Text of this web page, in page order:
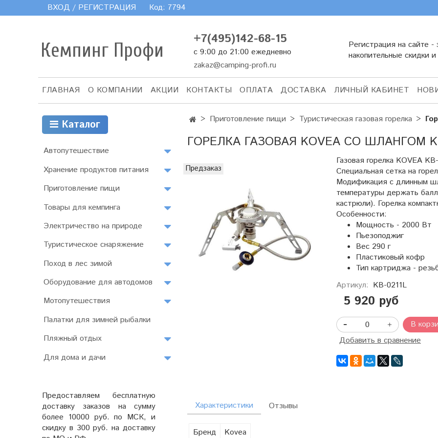
ВХОД / РЕГИСТРАЦИЯ Код: 7794
Кемпинг Профи
+7(495)142-68-15
с 9:00 до 21:00 ежедневно
zakaz@camping-profi.ru
Регистрация на сайте -
накопительные скидки
ГЛАВНАЯ О КОМПАНИИ АКЦИИ КОНТАКТЫ ОПЛАТА ДОСТАВКА ЛИЧНЫЙ КАБИНЕТ
Приготовление пищи Туристическая газовая горелка
ГОРЕЛКА ГАЗОВАЯ KOVEA СО ШЛАНГОМ
Предзаказ
Газовая горелка KOVEA
Специальная сетка на
Модификация с длинным
температуры держать
кастрюли). Горелка
Особенности:
Мощность - 2000 Вт
Пьезоподжиг
Вес 290 г
Пластиковый кофр
Тип картриджа -
Артикул: KB-0211L
5 920 руб
В
Добавить в сравнение
Характеристики
Бренд Kovea
Отзывы
Каталог
Автопутешествие
Хранение продуктов питания
Приготовление пищи
Товары для кемпинга
Электричество на природе
Туристическое снаряжение
Поход в лес зимой
Оборудование для автодомов
Мотопутешествия
Палатки для зимней рыбалки
Пляжный отдых
Для дома и дачи
Предоставляем бесплатную
доставку заказов на сумму
более 10000 руб. по МСК, и
скидку в 300 руб. на доставку